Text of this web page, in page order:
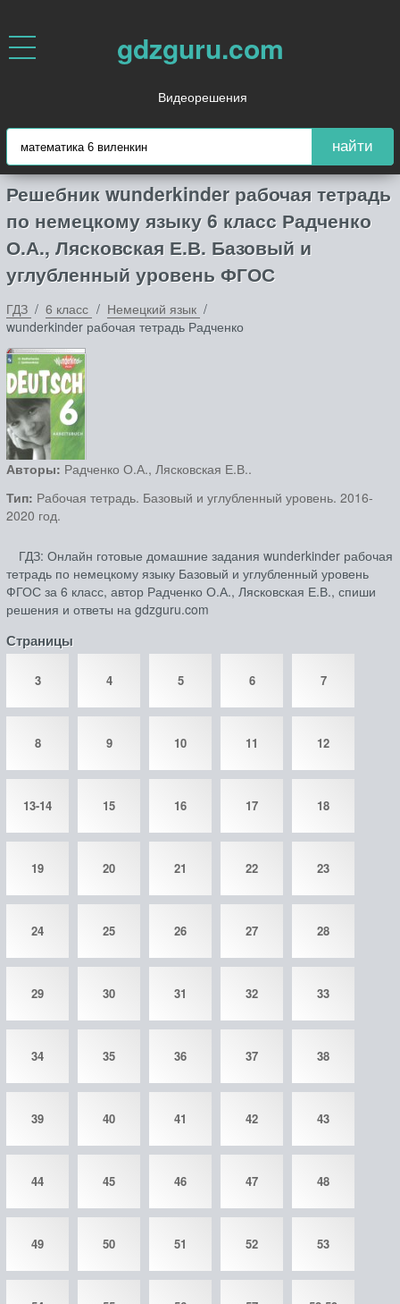
gdzguru.com
Видеорешения
найти
Решебник wunderkinder рабочая тетрадь
по немецкому языку 6 класс Радченко
О.А., Лясковская Е.В. Базовый и
углубленный уровень ФГОС
ГДЗ 6 класс
Немецкий язык
wunderkinder рабочая тетрадь Радченко
Авторы: Радченко О.А., Лясковская Е.В..
Тип: Рабочая тетрадь. Базовый и углубленный уровень. 2016-
2020 год.
ГДЗ: Онлайн готовые домашние задания wunderkinder рабочая
тетрадь по немецкому языку Базовый и углубленный уровень
ФГОС за 6 класс, автор Радченко О.А., Лясковская Е.В., спиши
решения и ответы на gdzguru.com
Страницы
3 4 5 6 7
8 9 10 11 12
13-14 15 16 17 18
19 20 21 22 23
24 25 26 27 28
29 30 31 32 33
34 35 36 37 38
39 40 41 42 43
44 45 46 47 48
49 50 51 52 53